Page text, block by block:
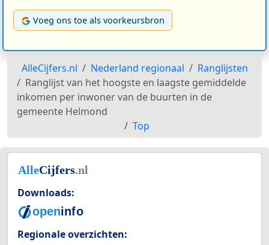
Voeg ons toe als voorkeursbron
AlleCijfers.nl Nederland regionaal
Ranglijsten
Ranglijst van het hoogste en laagste gemiddelde
inkomen per inwoner van de buurten in de
gemeente Helmond
Top
Downloads:
Regionale overzichten: